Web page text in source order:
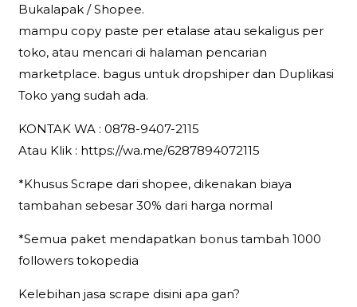
Bukalapak / Shopee.
mampu copy paste per etalase atau sekaligus per
toko, atau mencari di halaman pencarian
marketplace. bagus untuk dropshiper dan Duplikasi
Toko yang sudah ada.
KONTAK WA : 0878-9407-2115
Atau Klik : https://wa.me/6287894072115
*Khusus Scrape dari shopee, dikenakan biaya
tambahan sebesar 30% dari harga normal
*Semua paket mendapatkan bonus tambah 1000
followers tokopedia
Kelebihan jasa scrape disini apa gan?